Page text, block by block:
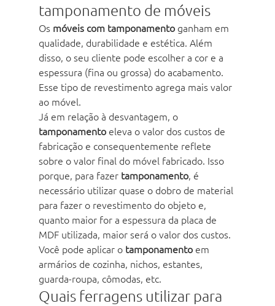
tamponamento de móveis
Os móveis com tamponamento ganham em
qualidade, durabilidade e estética. Além
disso, o seu cliente pode escolher a cor e a
espessura (fina ou grossa) do acabamento.
Esse tipo de revestimento agrega mais valor
ao móvel.
Já em relação à desvantagem, o
tamponamento eleva o valor dos custos de
fabricação e consequentemente reflete
sobre o valor final do móvel fabricado. Isso
porque, para fazer tamponamento, é
necessário utilizar quase o dobro de material
para fazer o revestimento do objeto e,
quanto maior for a espessura da placa de
MDF utilizada, maior será o valor dos custos.
Você pode aplicar o tamponamento em
armários de cozinha, nichos, estantes,
guarda-roupa, cômodas, etc.
Quais ferragens utilizar para